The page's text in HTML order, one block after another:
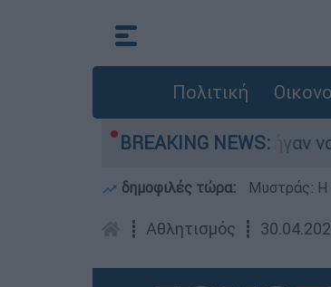
Πολιτική
BREAKING NEWS:
Άνω Λιόσια: Πήγαν να
δημοφιλές τώρα: Μυστράς: Η
┋ Αθλητισμός ┋